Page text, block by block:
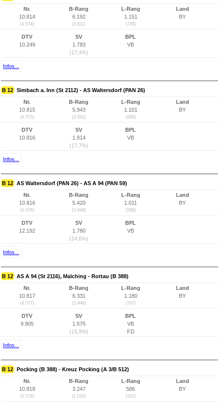
Nr.
10.814
(4.574)
B-Rang
6.192
(3.811)
L-Rang
1.151
(738)
Land
BY
DTV
10.249
SV
1.783
(17,4%)
BPL
VB
Infos...
B 12 Simbach a. Inn (St 2112) - AS Waltersdorf (PAN 26)
Nr.
10.815
(4.575)
B-Rang
5.943
(3.562)
L-Rang
1.101
(688)
Land
BY
DTV
10.816
SV
1.914
(17,7%)
BPL
VB
Infos...
B 12 AS Waltersdorf (PAN 26) - AS A 94 (PAN 59)
Nr.
10.816
(4.576)
B-Rang
5.420
(3.048)
L-Rang
1.011
(598)
Land
BY
DTV
12.192
SV
1.780
(14,6%)
BPL
VB
Infos...
B 12 AS A 94 (St 2116), Malching - Rottau (B 388)
Nr.
10.817
(4.577)
B-Rang
6.331
(3.948)
L-Rang
1.180
(767)
Land
BY
DTV
9.905
SV
1.575
(15,9%)
BPL
VB
FD
Infos...
B 12 Pocking (B 388) - Kreuz Pocking (A 3/B 512)
Nr.
10.818
(4.578)
B-Rang
3.247
(1.016)
L-Rang
586
(192)
Land
BY